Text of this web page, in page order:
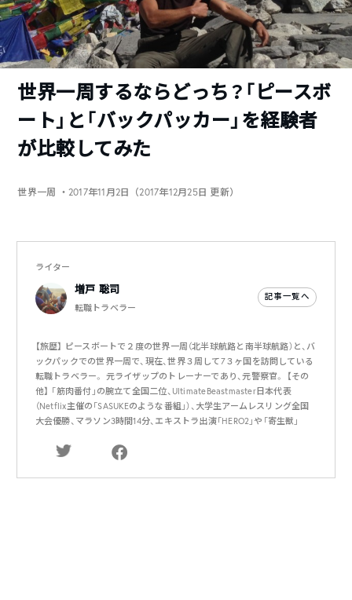
世界一周するならどっち？「ピースボ
ート」と「バックパッカー」を経験者
が比較してみた
世界一周 ・2017年11月2日（2017年12月25日 更新）
ライター
増戸 聡司
転職トラベラー
記事一覧へ
【旅歴】 ピースボートで２度の世界一周（北半球航路と南半球航路）と、バ
ックパックでの世界一周で、現在、世界３周して7３ヶ国を訪問している
転職トラベラー。 元ライザップのトレーナーであり、元警察官。 【その
他】 「筋肉番付」の腕立て全国二位、UltimateBeastmaster日本代表
（Netflix主催の「SASUKEのような番組」）、大学生アームレスリング全国
大会優勝、マラソン3時間14分、エキストラ出演「HERO2」や「寄生獣」